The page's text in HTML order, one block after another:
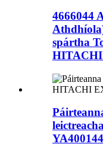
4666044
spártha
HITACHI